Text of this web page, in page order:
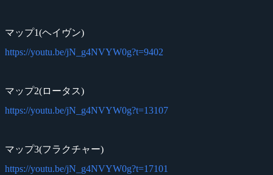
マップ1(ヘイヴン)
https://youtu.be/jN_g4NVYW0g?t=9402
マップ2(ロータス)
https://youtu.be/jN_g4NVYW0g?t=13107
マップ3(フラクチャー)
https://youtu.be/jN_g4NVYW0g?t=17101